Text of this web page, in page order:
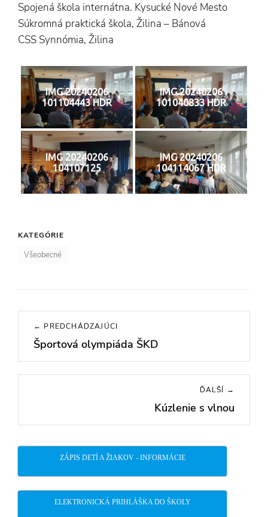
Spojená škola internátna. Kysucké Nové Mesto
Súkromná praktická škola, Žilina – Bánová
CSS Synnómia, Žilina
IMG 20240206
101104443 HDR
IMG 20240206
101040833 HDR
IMG 20240206
104107125
IMG 20240206
104114067 HDR
KATEGÓRIE
Všeobecné
Navigácia
článku
← PREDCHÁDZAJÚCI
Previous
post:
Športová olympiáda ŠKD
ĎALŠÍ →
post:
Kúzlenie s vlnou
ZÁPIS DETÍ A ŽIAKOV - INFORMÁCIE
ELEKTRONICKÁ PRIHLÁŠKA DO ŠKOLY